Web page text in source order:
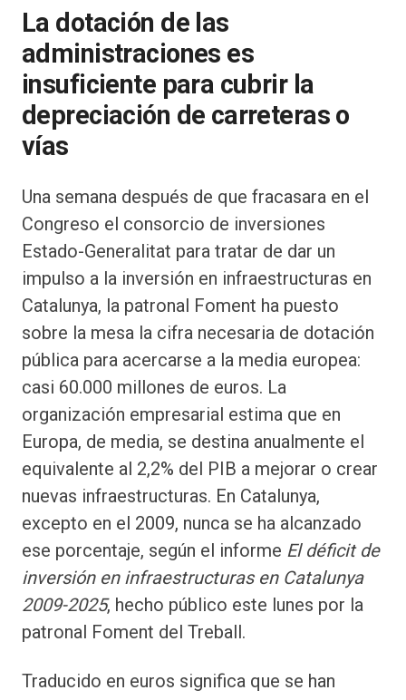
La dotación de las
administraciones es
insuficiente para cubrir la
depreciación de carreteras o
vías
Una semana después de que fracasara en el
Congreso el consorcio de inversiones
Estado-Generalitat para tratar de dar un
impulso a la inversión en infraestructuras en
Catalunya, la patronal Foment ha puesto
sobre la mesa la cifra necesaria de dotación
pública para acercarse a la media europea:
casi 60.000 millones de euros. La
organización empresarial estima que en
Europa, de media, se destina anualmente el
equivalente al 2,2% del PIB a mejorar o crear
nuevas infraestructuras. En Catalunya,
excepto en el 2009, nunca se ha alcanzado
ese porcentaje, según el informe El déficit de
inversión en infraestructuras en Catalunya
2009-2025, hecho público este lunes por la
patronal Foment del Treball.
Traducido en euros significa que se han